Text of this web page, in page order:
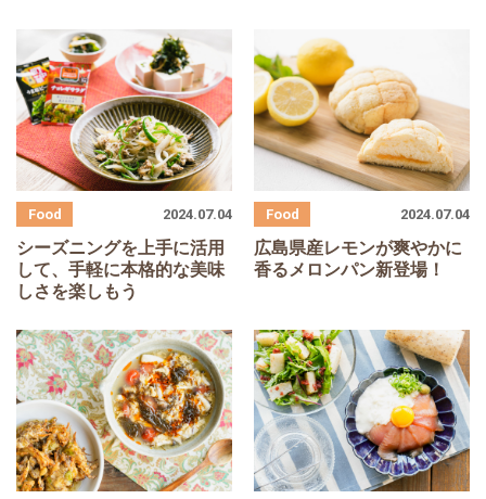
シーズニングを上手に活用
して、手軽に本格的な美味
しさを楽しもう
2024.07.04
広島県産レモンが爽やかに
香るメロンパン新登場！
2024.07.04